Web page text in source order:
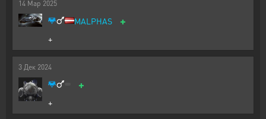
14 Мар 2025
MALPHAS +
+
3 Дек 2024
+
+